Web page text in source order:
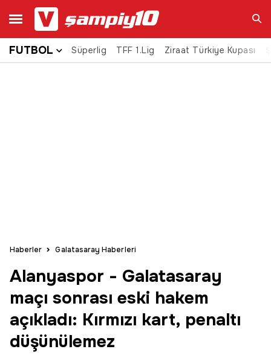
Ara
FUTBOL Süperlig TFF 1.Lig Ziraat Türkiye Kupası
Haberler Galatasaray Haberleri
Alanyaspor - Galatasaray
maçı sonrası eski hakem
açıkladı: Kırmızı kart, penaltı
düşünülemez